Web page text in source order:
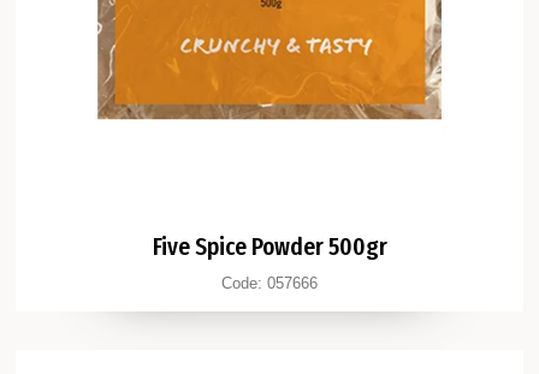
Five Spice Powder 500gr
Code: 057666